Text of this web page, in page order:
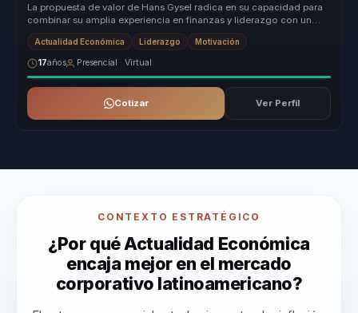
La propuesta de valor de Hans Gysel radica en su capacidad para
combinar su amplia experiencia en finanzas y liderazgo con un
enfoque prá...
Actualidad Económica Liderazgo Motivación
17años Presencial · Virtual
Cotizar Ver Perfil
CONTEXTO ESTRATÉGICO
¿Por qué Actualidad Económica
encaja mejor en el mercado
corporativo latinoamericano?